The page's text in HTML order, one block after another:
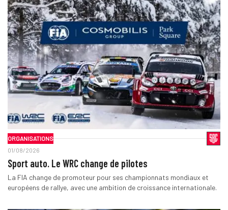
ORGANISATIONS
01/08/2026
Sport auto. Le WRC change de pilotes
La FIA change de promoteur pour ses championnats mondiaux et
européens de rallye, avec une ambition de croissance internationale.